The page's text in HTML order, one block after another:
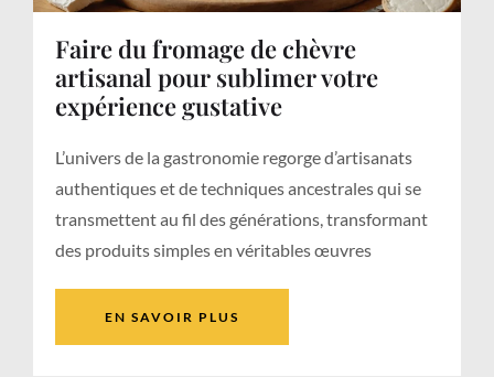
Faire du fromage de chèvre
artisanal pour sublimer votre
expérience gustative
L’univers de la gastronomie regorge d’artisanats
authentiques et de techniques ancestrales qui se
transmettent au fil des générations, transformant
des produits simples en véritables œuvres
EN SAVOIR PLUS